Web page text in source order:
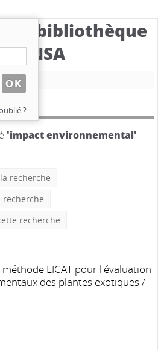
la bibliothèque
CBNSA
'impact environnemental'
recherche
recherche
recherche
EICAT pour l'évaluation
des plantes exotiques /
?